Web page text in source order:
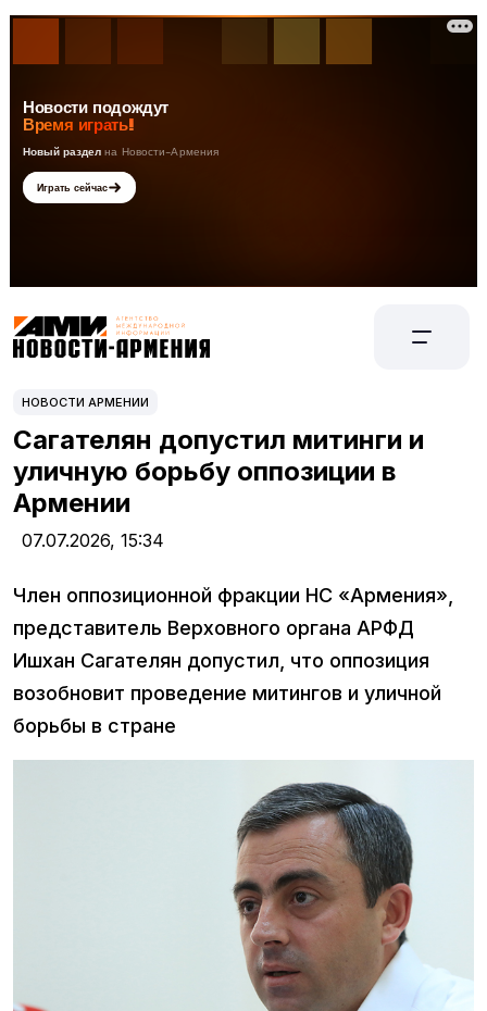
НОВОСТИ АРМЕНИИ
Сагателян допустил митинги и
уличную борьбу оппозиции в
Армении
07.07.2026, 15:34
Член оппозиционной фракции НС «Армения»,
представитель Верховного органа АРФД
Ишхан Сагателян допустил, что оппозиция
возобновит проведение митингов и уличной
борьбы в стране